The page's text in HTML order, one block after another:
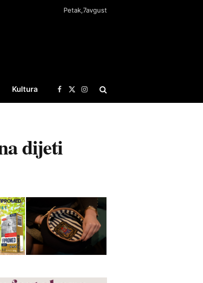
Petak,7avgust
Kultura Facebook
X
(Twitter)
Instagram
dijeti